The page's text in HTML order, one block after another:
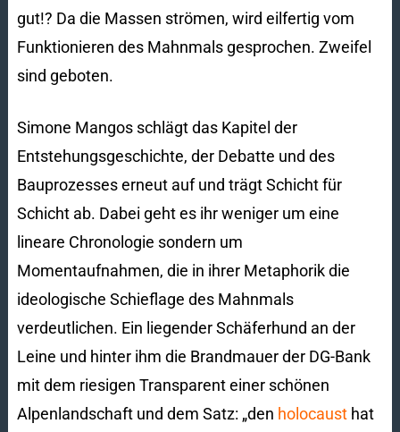
gut!? Da die Massen strömen, wird eilfertig vom
Funktionieren des Mahnmals gesprochen. Zweifel
sind geboten.
Simone Mangos schlägt das Kapitel der
Entstehungsgeschichte, der Debatte und des
Bauprozesses erneut auf und trägt Schicht für
Schicht ab. Dabei geht es ihr weniger um eine
lineare Chronologie sondern um
Momentaufnahmen, die in ihrer Metaphorik die
ideologische Schieflage des Mahnmals
verdeutlichen. Ein liegender Schäferhund an der
Leine und hinter ihm die Brandmauer der DG-Bank
mit dem riesigen Transparent einer schönen
Alpenlandschaft und dem Satz: „den holocausthat